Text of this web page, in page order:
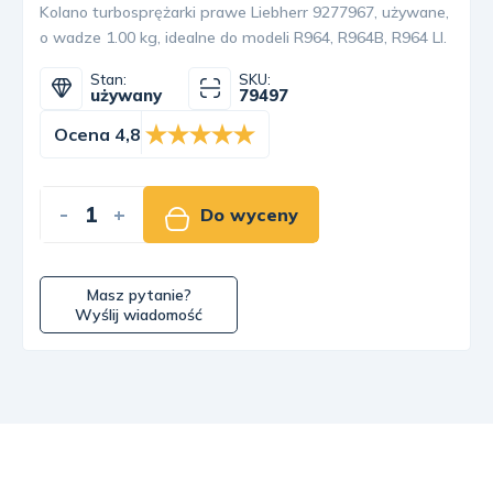
Kolano turbosprężarki prawe Liebherr 9277967, używane,
o wadze 1.00 kg, idealne do modeli R964, R964B, R964 LI.
Stan:
używany
SKU:
79497
Ocena 4,8
- + Do wyceny
Masz pytanie?
Wyślij wiadomość